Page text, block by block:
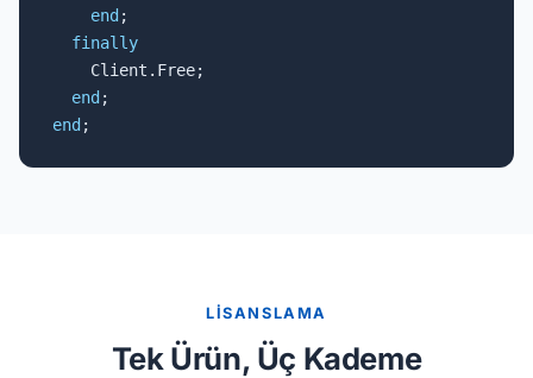
end ;
finally
    Client.Free;
end
end ;
LISANSLAMA
Tek Ürün, Üç Kademe